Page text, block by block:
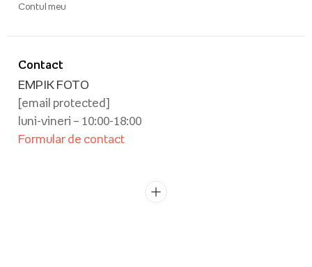
Contact
EMPIK FOTO
[email protected]
luni-vineri – 10:00-18:00
Formular de contact
Contul meu